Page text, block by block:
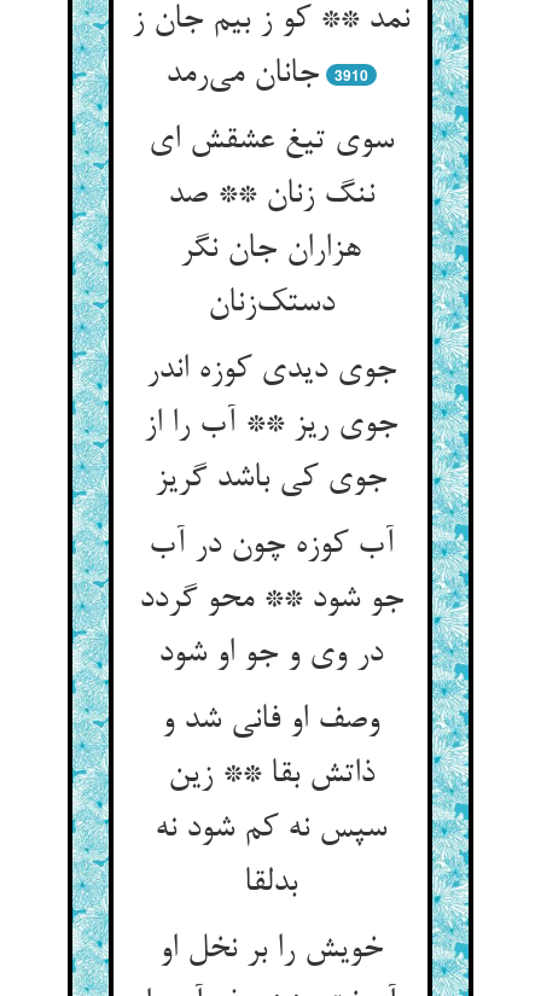
نمد ** کو ز بیم جان ز
جانان می‌رمد
3910
سوی تیغ عشقش ای
ننگ زنان ** صد
هزاران جان نگر
دستک‌زنان
جوی دیدی کوزه اندر
جوی ریز ** آب را از
جوی کی باشد گریز
آب کوزه چون در آب
جو شود ** محو گردد
در وی و جو او شود
وصف او فانی شد و
ذاتش بقا ** زین
سپس نه کم شود نه
بدلقا
خویش را بر نخل او